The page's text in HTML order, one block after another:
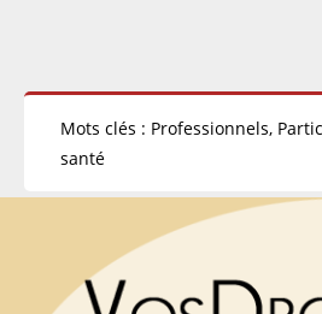
Mots clés : Professionnels,
santé